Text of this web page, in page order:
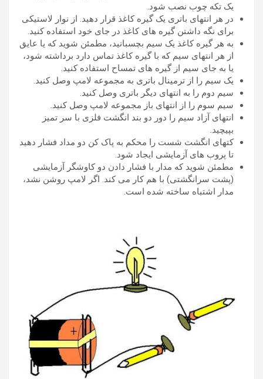
یک تکه چوب نصب شود.
در هر انتهای باتری یک گیره کاغذ قرار دهید. از نوار لاستیکی
برای نگه داشتن گیره های کاغذ در جای خود استفاده کنید.
به هر گیره کاغذ یک سیم بچسبانید، مطمئن شوید که یا عایق
از هر انتهای سیم که با گیره کاغذ تماس دارد برداشته شود،
یا به جای سیم از گیره های تمساح استفاده کنید.
یک سیم را از ترمینال باتری به مجموعه لامپ وصل کنید.
سیم دوم را به انتهای دیگر باتری وصل کنید.
سیم سوم را از انتهای باز مجموعه لامپ وصل کنید.
انتهای آزاد سیم را دور دو بند انگشت فلزی با سر تمیز
بپیچید.
کتهای انگشت شست را محکم به پاک کن دو مداد فشار دهید
تا پروب های آزمایشی ایجاد شود.
مطمئن شوید که مدار با فشار دادن دو کاوشگر آزمایشی
(پشت سرانگشتی) با هم کار می کند. اگر لامپ روشن نشد،
مدار اشتباه ساخته شده است.